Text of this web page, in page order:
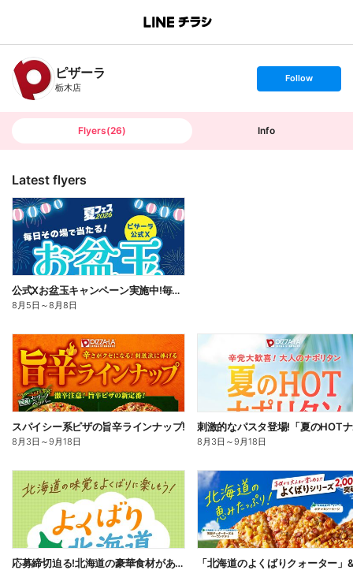
B
n
c
h
T
ピザーラ
栃木店
s
t
o
Follow
Flyers(26) Info
Latest flyers
公式Xお盆玉キャンペーン実施中!毎日その場で2,500円分のネットクーポンがあたる!
8月5日 ～8月8日
スパイシー系ピザの旨辛ラインナップ!
8月3日 ～9月18日 8月3日 ～9月18日
応募締切迫る!北海道の豪華食材があたるプレゼントキャンペーン